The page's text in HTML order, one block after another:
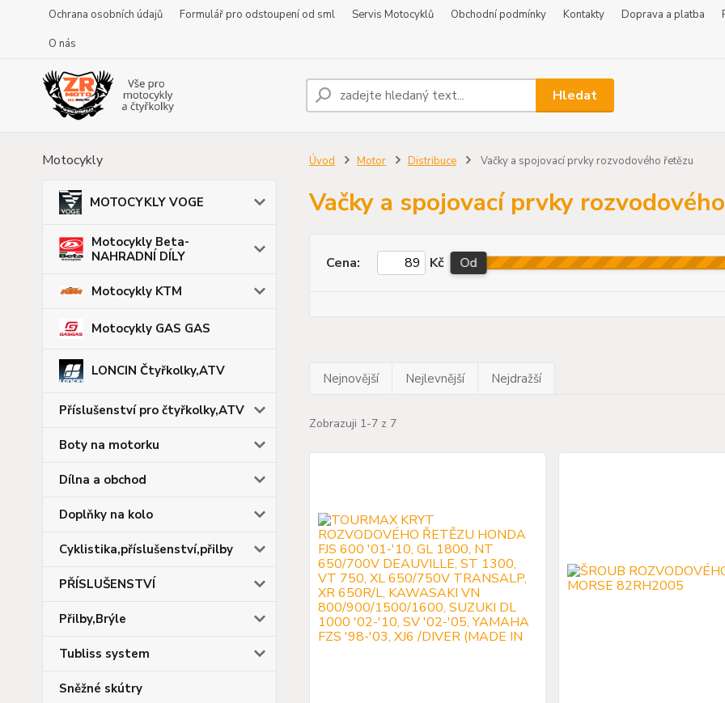
Ochrana osobních údajů Formulář pro odstoupení od sml Servis Motocyklů Obchodní podmínky Kontakty Doprava a platba
O nás
Hledat
Motocykly
MOTOCYKLY VOGE
Motocykly Beta-
NAHRADNÍ DÍLY
Motocykly KTM
Motocykly GAS GAS
LONCIN Čtyřkolky,ATV
Příslušenství pro čtyřkolky,ATV
Boty na motorku
Dílna a obchod
Doplňky na kolo
Cyklistika,příslušenství,přilby
PŘÍSLUŠENSTVÍ
Přilby,Brýle
Tubliss system
Sněžné skútry
Úvod Motor Distribuce Vačky a spojovací prvky rozvodového řetězu
Vačky a spojovací prvky
Cena: Kč Od
Nejnovější Nejlevnější Nejdražší
Zobrazuji 1-7 z 7